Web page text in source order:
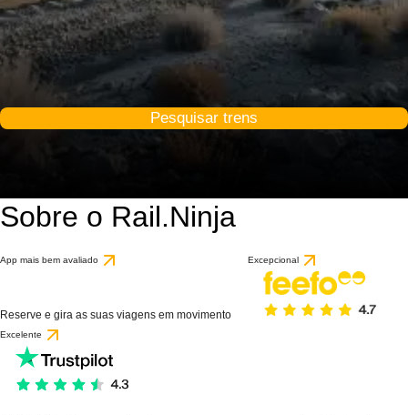
Pesquisar trens
Sobre o Rail.Ninja
App mais bem avaliado
Reserve e gira as suas viagens em movimento
Excepcional
Excelente